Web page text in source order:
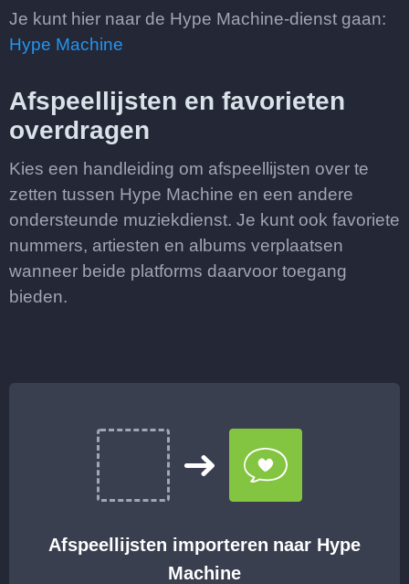
Je kunt hier naar de Hype Machine-dienst gaan:
Hype Machine
Afspeellijsten en favorieten
overdragen
Kies een handleiding om afspeellijsten over te
zetten tussen Hype Machine en een andere
ondersteunde muziekdienst. Je kunt ook favoriete
nummers, artiesten en albums verplaatsen
wanneer beide platforms daarvoor toegang
bieden.
Afspeellijsten importeren naar Hype
Machine